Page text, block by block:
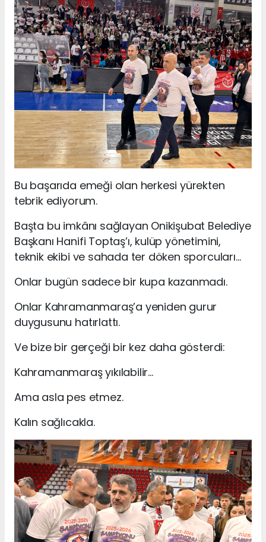
Bu başarıda emeği olan herkesi yürekten
tebrik ediyorum.
Başta bu imkânı sağlayan Onikişubat Belediye
Başkanı Hanifi Toptaş’ı, kulüp yönetimini,
teknik ekibi ve sahada ter döken sporcuları…
Onlar bugün sadece bir kupa kazanmadı.
Onlar Kahramanmaraş’a yeniden gurur
duygusunu hatırlattı.
Ve bize bir gerçeği bir kez daha gösterdi:
Kahramanmaraş yıkılabilir…
Ama asla pes etmez.
Kalın sağlıcakla.